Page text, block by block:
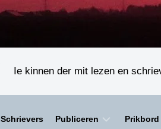
Ie kinnen der mit lezen en
Schrievers Publiceren Prikbord